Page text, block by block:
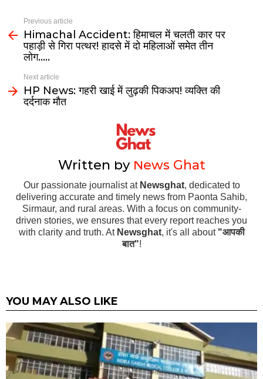
Previous article
Himachal Accident: हिमाचल में चलती कार पर
पहाड़ी से गिरा पत्थर! हादसे में दो महिलाओं समेत तीन
लोग…..
Next article
HP News: गहरी खाई में लुढ़की पिकअप! व्यक्ति की
दर्दनाक मौत
Written by News Ghat
Our passionate journalist at Newsghat, dedicated to
delivering accurate and timely news from Paonta Sahib,
Sirmaur, and rural areas. With a focus on community-
driven stories, we ensures that every report reaches you
with clarity and truth. At Newsghat, it's all about "आपकी
बात"!
YOU MAY ALSO LIKE